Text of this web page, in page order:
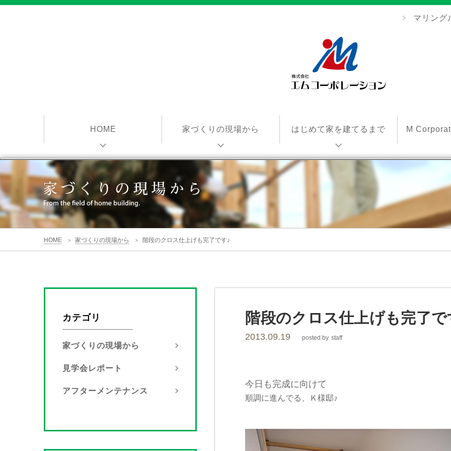
マリング
コ
ー
ポ
シ
ョ
ン
HOME 家づくりの現場から はじめて家を建てるまで M
HOME > 家づくりの現場から > 階段のクロス仕上げも完了です♪
階段のクロス仕上げも完了で
2013.09.19 posted by staff
今日も完成に向けて
順調に進んでる、Ｋ様邸♪
カテゴリ
家づくりの現場から
見学会レポート
アフターメンテナンス